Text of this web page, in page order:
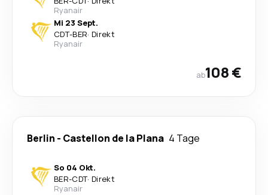
Ryanair
Mi 23 Sept.
CDT-BER· Direkt
Ryanair
ab108 €
Berlin - Castellon de la Plana 4 Tage
So 04 Okt.
BER-CDT· Direkt
Ryanair